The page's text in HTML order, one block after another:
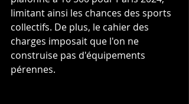
limitant ainsi les chances des sports
collectifs. De plus, le cahier des
charges imposait que l'on ne
construise pas d'équipements
pérennes.